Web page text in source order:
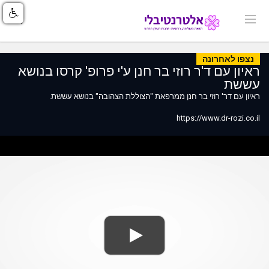
נצפו לאחרונה
ראיון עם ד'ר רוזי בר חנן ע'י פרופ' קרסו בנושא
עששת
ראיון עם דר' רוזי בר חנן ממרפאת "הצוללת הצהובה" בנושא עששת.
https://www.dr-rozi.co.il